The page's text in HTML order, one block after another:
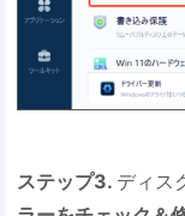
ステップ3. ディス